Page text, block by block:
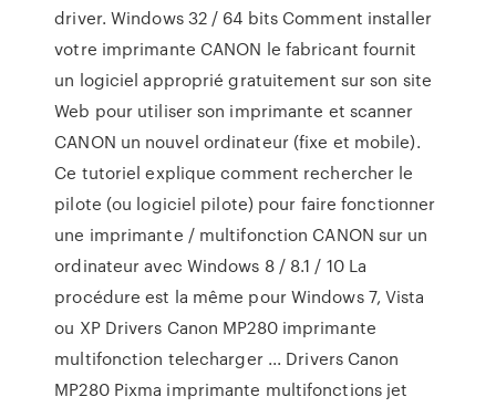
driver. Windows 32 / 64 bits Comment installer
votre imprimante CANON le fabricant fournit
un logiciel approprié gratuitement sur son site
Web pour utiliser son imprimante et scanner
CANON un nouvel ordinateur (fixe et mobile).
Ce tutoriel explique comment rechercher le
pilote (ou logiciel pilote) pour faire fonctionner
une imprimante / multifonction CANON sur un
ordinateur avec Windows 8 / 8.1 / 10 La
procédure est la même pour Windows 7, Vista
ou XP Drivers Canon MP280 imprimante
multifonction telecharger ... Drivers Canon
MP280 Pixma imprimante multifonctions jet